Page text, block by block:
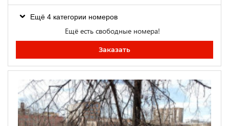
Ещё 4 категории номеров
Ещё есть свободные номера!
Заказать